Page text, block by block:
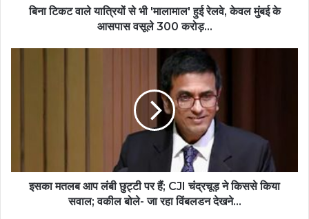
बिना टिकट वाले यात्रियों से भी 'मालामाल' हुई रेलवे, केवल मुंबई के
आसपास वसूले 300 करोड़...
इसका मतलब आप लंबी छुट्टी पर हैं; CJI चंद्रचूड़ ने किससे किया
सवाल; वकील बोले- जा रहा विंबलडन देखने...